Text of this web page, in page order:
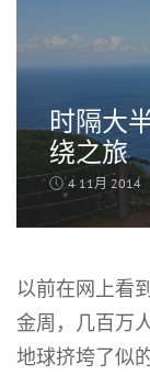
时隔大
绕之旅
4 11月 2014
以前在网上看
金周，几百万
地球挤垮了似